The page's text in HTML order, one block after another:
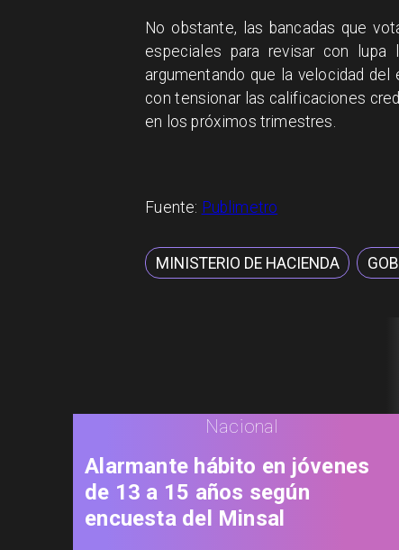
No obstante, las bancadas que
especiales para revisar con
argumentando que la velocidad
con tensionar las calificaciones
en los próximos trimestres.
Fuente: Publimetro
MINISTERIO DE HACIENDA
Nacional
Alarmante hábito en jóvenes
de 13 a 15 años según
encuesta del Minsal